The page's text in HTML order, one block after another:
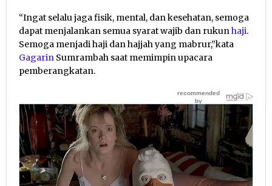
“Ingat selalu jaga fisik, mental, dan kesehatan, semoga
dapat menjalankan semua syarat wajib dan rukunhaji.
Semoga menjadi haji dan hajjah yang mabrur,”kata
Gagarin Sumrambah saat memimpin upacara
pemberangkatan.